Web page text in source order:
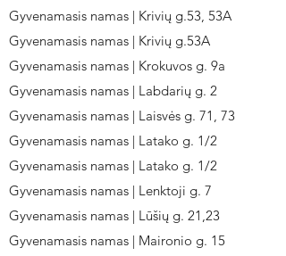
Gyvenamasis namas | Krivių g.53, 53A
Gyvenamasis namas | Krivių g.53A
Gyvenamasis namas | Krokuvos g. 9a
Gyvenamasis namas | Labdarių g. 2
Gyvenamasis namas | Laisvės g. 71, 73
Gyvenamasis namas | Latako g. 1/2
Gyvenamasis namas | Latako g. 1/2
Gyvenamasis namas | Lenktoji g. 7
Gyvenamasis namas | Lūšių g. 21,23
Gyvenamasis namas | Maironio g. 15